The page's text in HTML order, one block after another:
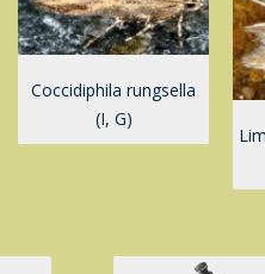
Coccidiphila rungsella
(I, G)